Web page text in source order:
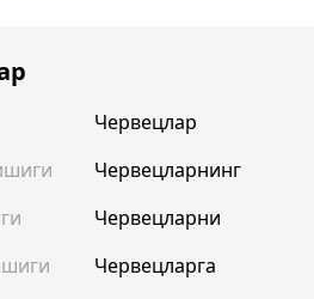
Червецлар
Червецларнинг
Червецларни
Червецларга